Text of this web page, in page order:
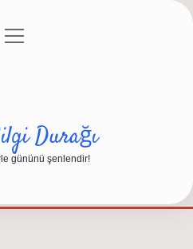
menüyü
Durağı
gününü şenlendir!